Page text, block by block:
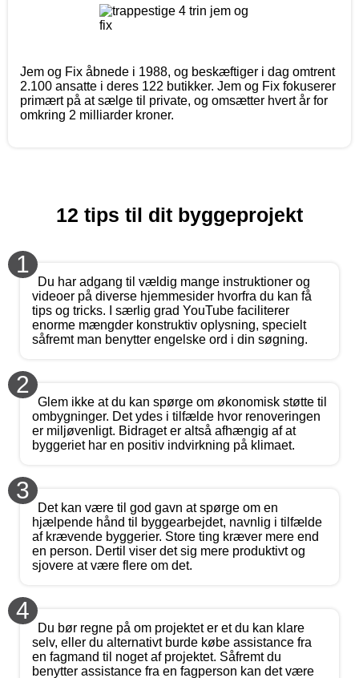
Jem og Fix åbnede i 1988, og beskæftiger i dag omtrent
2.100 ansatte i deres 122 butikker. Jem og Fix fokuserer
primært på at sælge til private, og omsætter hvert år for
omkring 2 milliarder kroner.
12 tips til dit byggeprojekt
1
Du har adgang til vældig mange instruktioner og
videoer på diverse hjemmesider hvorfra du kan få
tips og tricks. I særlig grad YouTube faciliterer
enorme mængder konstruktiv oplysning, specielt
såfremt man benytter engelske ord i din søgning.
2
Glem ikke at du kan spørge om økonomisk støtte til
ombygninger. Det ydes i tilfælde hvor renoveringen
er miljøvenligt. Bidraget er altså afhængig af at
byggeriet har en positiv indvirkning på klimaet.
3
Det kan være til god gavn at spørge om en
hjælpende hånd til byggearbejdet, navnlig i tilfælde
af krævende byggerier. Store ting kræver mere end
en person. Dertil viser det sig mere produktivt og
sjovere at være flere om det.
4
Du bør regne på om projektet er et du kan klare
selv, eller du alternativt burde købe assistance fra
en fagmand til noget af projektet. Såfremt du
benytter assistance fra en fagperson kan det være